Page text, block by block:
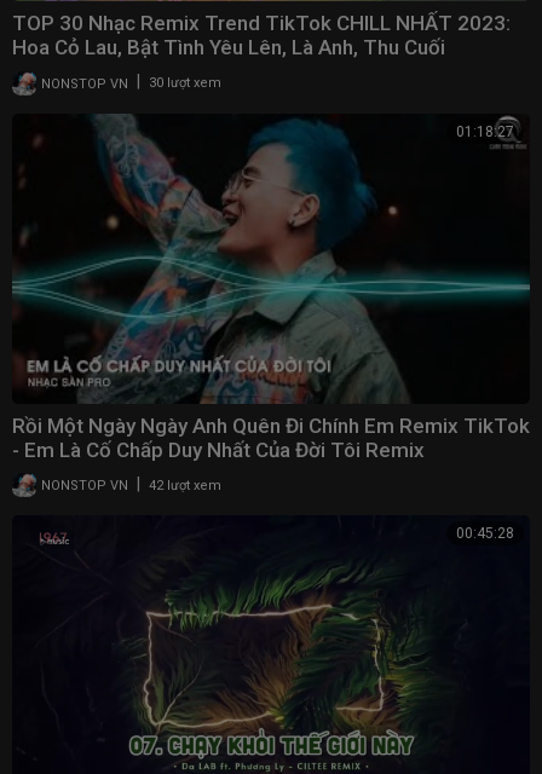
TOP 30 Nhạc Remix Trend TikTok CHILL NHẤT 2023:
Hoa Cỏ Lau, Bật Tình Yêu Lên, Là Anh, Thu Cuối
NONSTOP VN 30 lượt xem
01:18:27
Rồi Một Ngày Ngày Anh Quên Đi Chính Em Remix TikTok
- Em Là Cố Chấp Duy Nhất Của Đời Tôi Remix
NONSTOP VN 42 lượt xem
00:45:28